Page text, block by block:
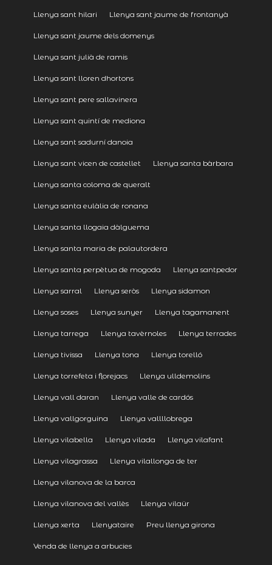
Llenya sant hilari Llenya sant jaume de frontanyà
Llenya sant jaume dels domenys
Llenya sant julià de ramis
Llenya sant lloren dhortons
Llenya sant pere sallavinera
Llenya sant quintí de mediona
Llenya sant sadurní danoia
Llenya sant vicen de castellet Llenya santa bàrbara
Llenya santa coloma de queralt
Llenya santa eulàlia de ronana
Llenya santa llogaia dàlguema
Llenya santa maria de palautordera
Llenya santa perpètua de mogoda Llenya santpedor
Llenya sarral Llenya seròs Llenya sidamon
Llenya soses Llenya sunyer Llenya tagamanent
Llenya tarrega Llenya tavèrnoles Llenya terrades
Llenya tivissa Llenya tona Llenya torelló
Llenya torrefeta i florejacs Llenya ulldemolins
Llenya vall daran Llenya valle de cardós
Llenya vallgorguina Llenya vallllobrega
Llenya vilabella Llenya vilada Llenya vilafant
Llenya vilagrassa Llenya vilallonga de ter
Llenya vilanova de la barca
Llenya vilanova del vallès Llenya vilaür
Llenya xerta Llenyataire Preu llenya girona
Venda de llenya a arbucies